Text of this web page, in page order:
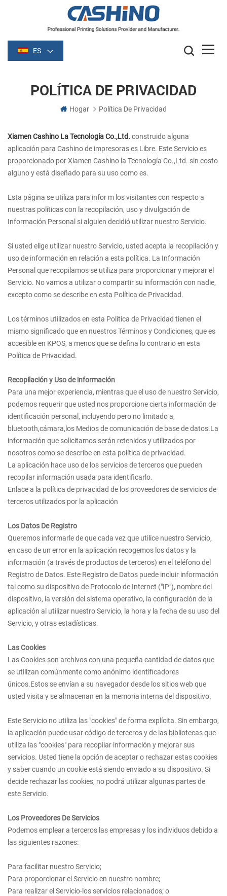
ES
POLÍTICA DE PRIVACIDAD
Hogar Política De Privacidad
Xiamen Cashino La Tecnología Co.,Ltd. construido alguna
aplicación para Cashino de impresoras es Libre. Este Servicio es
proporcionado por Xiamen Cashino la Tecnología Co.,Ltd. sin costo
alguno y está diseñado para su uso como es.
Esta página se utiliza para infor m los visitantes con respecto a
nuestras políticas con la recopilación, uso y divulgación de
Información Personal si alguien decidió utilizar nuestro Servicio.
Si usted elige utilizar nuestro Servicio, usted acepta la recopilación y
uso de información en relación a esta política. La Información
Personal que recopilamos se utiliza para proporcionar y mejorar el
Servicio. No vamos a utilizar o compartir su información con nadie,
excepto como se describe en esta Política de Privacidad.
Los términos utilizados en esta Política de Privacidad tienen el
mismo significado que en nuestros Términos y Condiciones, que es
accesible en KPOS, a menos que se defina lo contrario en esta
Política de Privacidad.
Recopilación y Uso de información
Para una mejor experiencia, mientras que el uso de nuestro Servicio,
podemos requerir que usted nos proporcione cierta información de
identificación personal, incluyendo pero no limitado a,
bluetooth,cámara,los Medios de comunicación de base de datos.La
información que solicitamos serán retenidos y utilizados por
nosotros como se describe en esta política de privacidad.
La aplicación hace uso de los servicios de terceros que pueden
recopilar información usada para identificarlo.
Enlace a la política de privacidad de los proveedores de servicios de
terceros utilizados por la aplicación
Los Datos De Registro
Queremos informarle de que cada vez que utilice nuestro Servicio,
en caso de un error en la aplicación recogemos los datos y la
información (a través de productos de terceros) en el teléfono del
Registro de Datos. Este Registro de Datos puede incluir información
tal como su dispositivo de Protocolo de Internet ("IP"), nombre del
dispositivo, la versión del sistema operativo, la configuración de la
aplicación al utilizar nuestro Servicio, la hora y la fecha de su uso del
Servicio, y otras estadísticas.
Las Cookies
Las Cookies son archivos con una pequeña cantidad de datos que
se utilizan comúnmente como anónimo identificadores
únicos.Estos se envían a su navegador desde los sitios web que
usted visita y se almacenan en la memoria interna del dispositivo.
Este Servicio no utiliza las "cookies" de forma explícita. Sin embargo,
la aplicación puede usar código de terceros y de las bibliotecas que
utiliza las "cookies" para recopilar información y mejorar sus
servicios. Usted tiene la opción de aceptar o rechazar estas cookies
y saber cuando un cookie está siendo enviado a su dispositivo. Si
decide rechazar las cookies, no podrá utilizar algunas partes de
este Servicio.
Los Proveedores De Servicios
Podemos emplear a terceros las empresas y los individuos debido a
las siguientes razones:
Para facilitar nuestro Servicio;
Para proporcionar el Servicio en nuestro nombre;
Para realizar el Servicio-los servicios relacionados; o